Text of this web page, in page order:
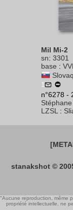
Mil Mi-2
sn: 3301
base :
1
n°6278 -
LZSL :
stanakshot ©
"Aucune reproduction, même
propriété intellectuelle, ne